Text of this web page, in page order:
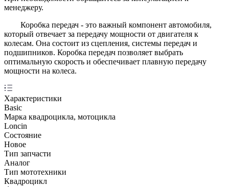
менеджеру.
Коробка передач - это важный компонент автомобиля,
который отвечает за передачу мощности от двигателя к
колесам. Она состоит из сцепления, системы передач и
подшипников. Коробка передач позволяет выбрать
оптимальную скорость и обеспечивает плавную передачу
мощности на колеса.
Характеристики
Basic
Марка квадроцикла, мотоцикла
Loncin
Состояние
Новое
Тип запчасти
Аналог
Тип мототехники
Квадроцикл